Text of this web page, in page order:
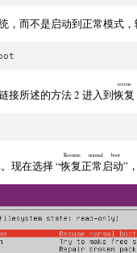
，而不是启动到正常模式，
接所述的方法 2 进入到恢复
rescue
。现在选择 “恢复正常启动
Resume normal boot
”